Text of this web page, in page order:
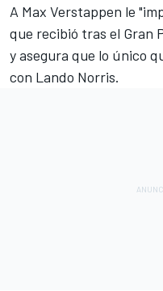
A Max Verstappen le
que recibió tras el Gran
y asegura que lo único
con Lando Norris.